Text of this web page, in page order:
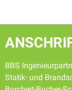
BBS
Statik- und